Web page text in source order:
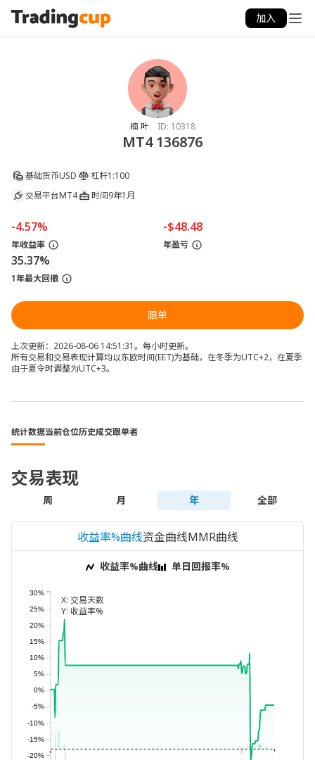
加入
楠 叶 ID: 10318
MT4 136876
基础货币USD 杠杆1:100
交易平台MT4 时间9年1月
-4.57%
年收益率
-$48.48
年盈亏
35.37%
1年最大回撤
跟单
上次更新：2026-08-06 14:51:31。每小时更新。
所有交易和交易表现计算均以东欧时间(EET)为基础，在冬季为UTC+2，在夏季
由于夏令时调整为UTC+3。
统计数据当前仓位历史成交跟单者
交易表现
周 月 年 全部
收益率%曲线资金曲线MMR曲线
收益率%曲线 单日回报率%
X: 交易天数
Y: 收益率%
-20%
-15%
-10%
-5%
0%
5%
10%
15%
20%
25%
30%